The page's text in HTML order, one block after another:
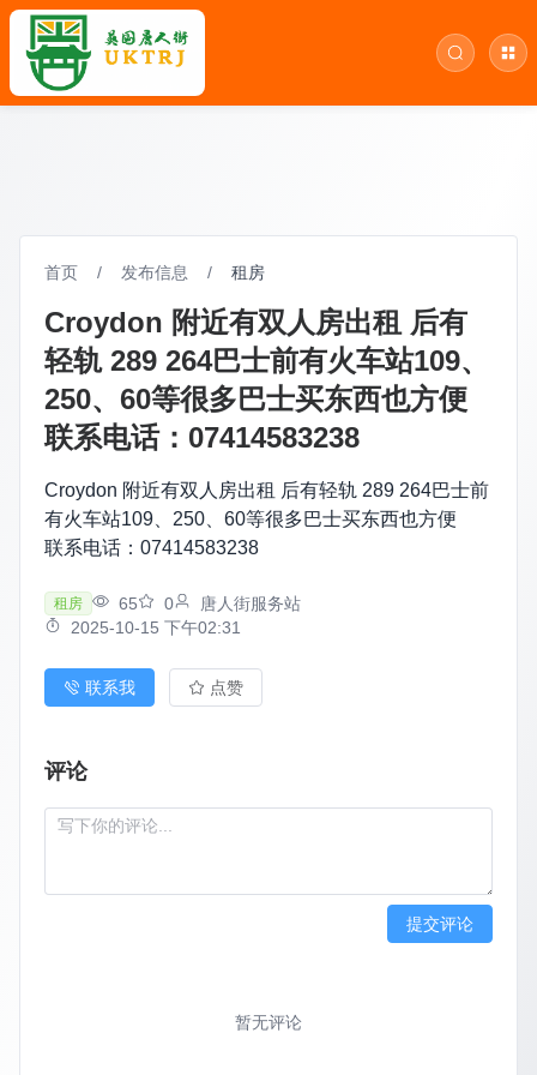
首页 / 发布信息 / 租房
Croydon 附近有双人房出租 后有
轻轨 289 264巴士前有火车站109、
250、60等很多巴士买东西也方便
联系电话：07414583238
Croydon 附近有双人房出租 后有轻轨 289 264巴士前
有火车站109、250、60等很多巴士买东西也方便
联系电话：07414583238
租房 65 0
唐人街服务站
2025-10-15 下午02:31
联系我 点赞
评论
提交评论
暂无评论